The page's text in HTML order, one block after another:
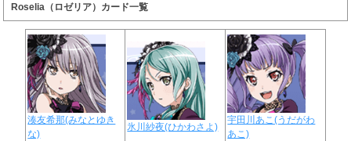
Roselia（ロゼリア）カード一覧
湊友希那(みなとゆき
な)
氷川紗夜(ひかわさよ)
宇田川あこ(うだがわ
あこ)